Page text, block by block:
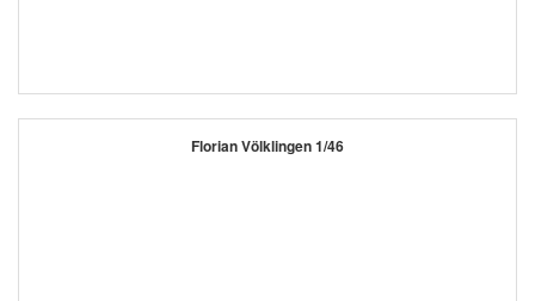
Florian Völklingen 1/46